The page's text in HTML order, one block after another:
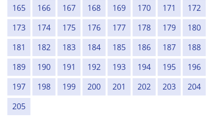
165
166 167 168 169 170 171
172
173
174 175 176 177 178 179
180
181
182 183 184 185 186 187
188
189
190 191 192 193 194 195
196
197
198 199 200 201 202 203
204
205